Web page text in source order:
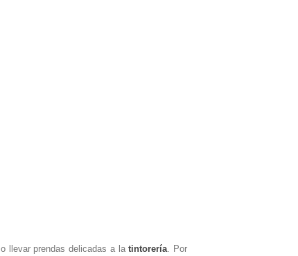
llevar prendas delicadas a latintorería . Por